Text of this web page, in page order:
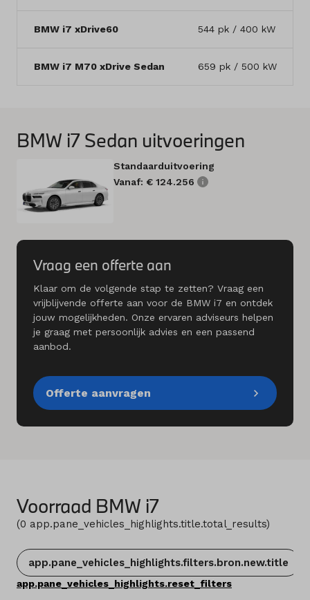
BMW i7 xDrive60 544 pk / 400 kW
BMW i7 M70 xDrive Sedan 659 pk / 500 kW
BMW i7 Sedan uitvoeringen
Standaarduitvoering
Vanaf: € 124.256
Vraag een offerte aan
Klaar om de volgende stap te zetten? Vraag een
vrijblijvende offerte aan voor de BMW i7 en ontdek
jouw mogelijkheden. Onze ervaren adviseurs helpen
je graag met persoonlijk advies en een passend
aanbod.
Offerte aanvragen
Voorraad BMW i7
(0 app.pane_vehicles_highlights.title.total_results)
app.pane_vehicles_highlights.filters.bron.new.title
app.pane_vehicles_highlights.reset_filters